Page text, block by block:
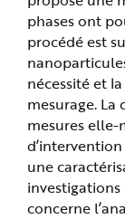
phases ont
procédé est
nécessité et
mesurage.
mesures elle-
une
investigations
concerne